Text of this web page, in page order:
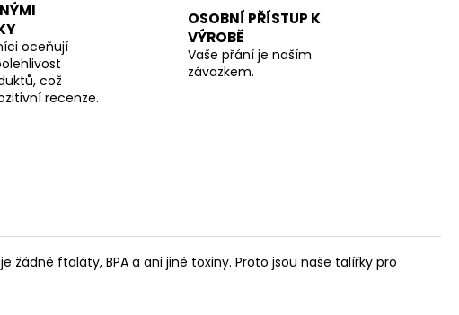
oceňují
což
recenze.
OSOBNÍ PŘÍSTUP K
VÝROBĚ
Vaše přání je naším
závazkem.
žádné ftaláty, BPA a ani jiné toxiny. Proto jsou naše talířky pro